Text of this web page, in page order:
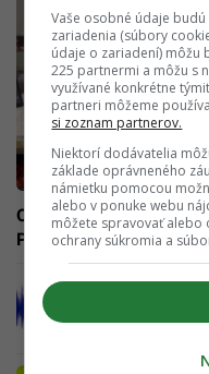
Obľúbeného
Prezradil nám, akú mu
Na
Vaše osobné údaje
zariadenia (súbory
údaje o zariadení) môžu
225 partnermi a môžu s
využívané konkrétne
partneri môžeme
si zoznam partnerov.
Niektorí dodávatelia
základe oprávneného
námietku pomocou
alebo v ponuke webu
môžete spravovať alebo
ochrany súkromia a